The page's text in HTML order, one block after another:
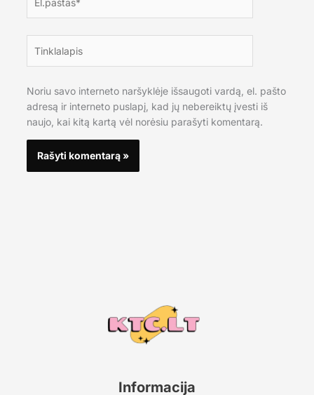
Noriu savo interneto naršyklėje išsaugoti vardą, el. pašto
adresą ir interneto puslapį, kad jų nebereiktų įvesti iš
naujo, kai kitą kartą vėl norėsiu parašyti komentarą.
Informacija